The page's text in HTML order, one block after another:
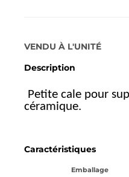
VENDU À L'UNITÉ
Description
Petite cale pour
céramique.
Caractéristiques
Emballage